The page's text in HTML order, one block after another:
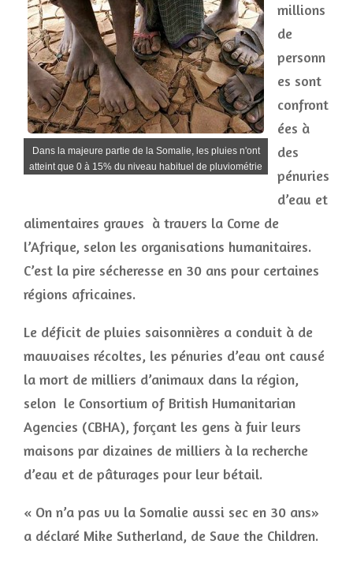
Dans la majeure partie de la Somalie, les pluies n'ont
atteint que 0 à 15% du niveau habituel de pluviométrie
millions
de
personn
es sont
confront
ées à
des
pénuries
d’eau et
alimentaires graves à travers la Corne de
l’Afrique, selon les organisations humanitaires.
C’est la pire sécheresse en 30 ans pour certaines
régions africaines.
Le déficit de pluies saisonnières a conduit à de
mauvaises récoltes, les pénuries d’eau ont causé
la mort de milliers d’animaux dans la région,
selon le Consortium of British Humanitarian
Agencies (CBHA), forçant les gens à fuir leurs
maisons par dizaines de milliers à la recherche
d’eau et de pâturages pour leur bétail.
« On n’a pas vu la Somalie aussi sec en 30 ans»
a déclaré Mike Sutherland, de Save the Children.